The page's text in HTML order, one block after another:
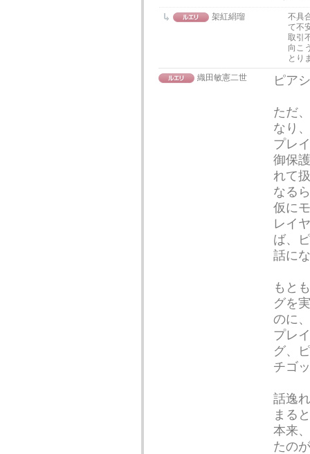
架紅絹瑠
不具
て不
取引
向こ
とり
織田敏憲二世
ピア
ただ
なり、
プレ
御保
れて
なる
仮に
レイ
ば、
話に
もと
グを
のに、
プレ
グ、
チゴ
話逸
まる
本来
たの